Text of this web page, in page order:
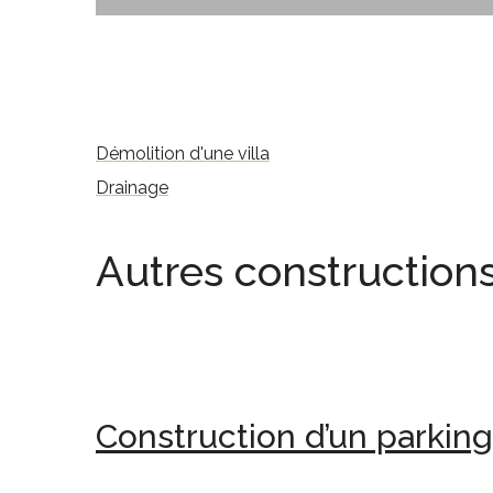
Démolition d'une villa
Drainage
Autres
Construction d’un parking